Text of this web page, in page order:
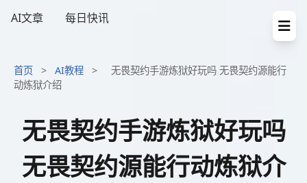
AI文章 每日快讯
首页 > AI教程 >
无畏契约手游炼狱好玩吗 无畏契约源能行
动炼狱介绍
无畏契约手游炼狱好玩吗
无畏契约源能行动炼狱介